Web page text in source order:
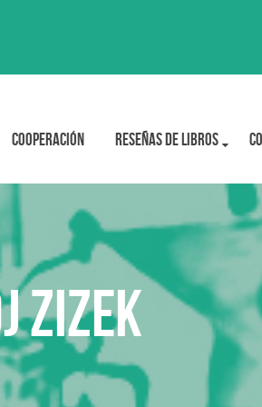
Cooperación Reseñas de libros
Zizek